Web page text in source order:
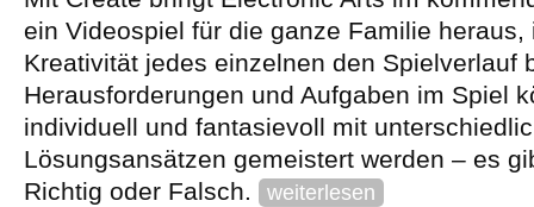
ein Videospiel für die ganze Familie heraus,
Kreativität jedes einzelnen den Spielverlauf
Herausforderungen und Aufgaben im Spiel
individuell und fantasievoll mit
Lösungsansätzen gemeistert werden – es
Richtig oder Falsch.
weiterlesen